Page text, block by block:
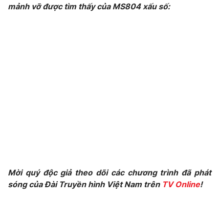
VTV9 VTV8
mảnh vỡ được tìm thấy của MS804 xấu số:
Mời quý độc giả theo dõi các chương trình đã phát
sóng của Đài Truyền hình Việt Nam trên TV Online!